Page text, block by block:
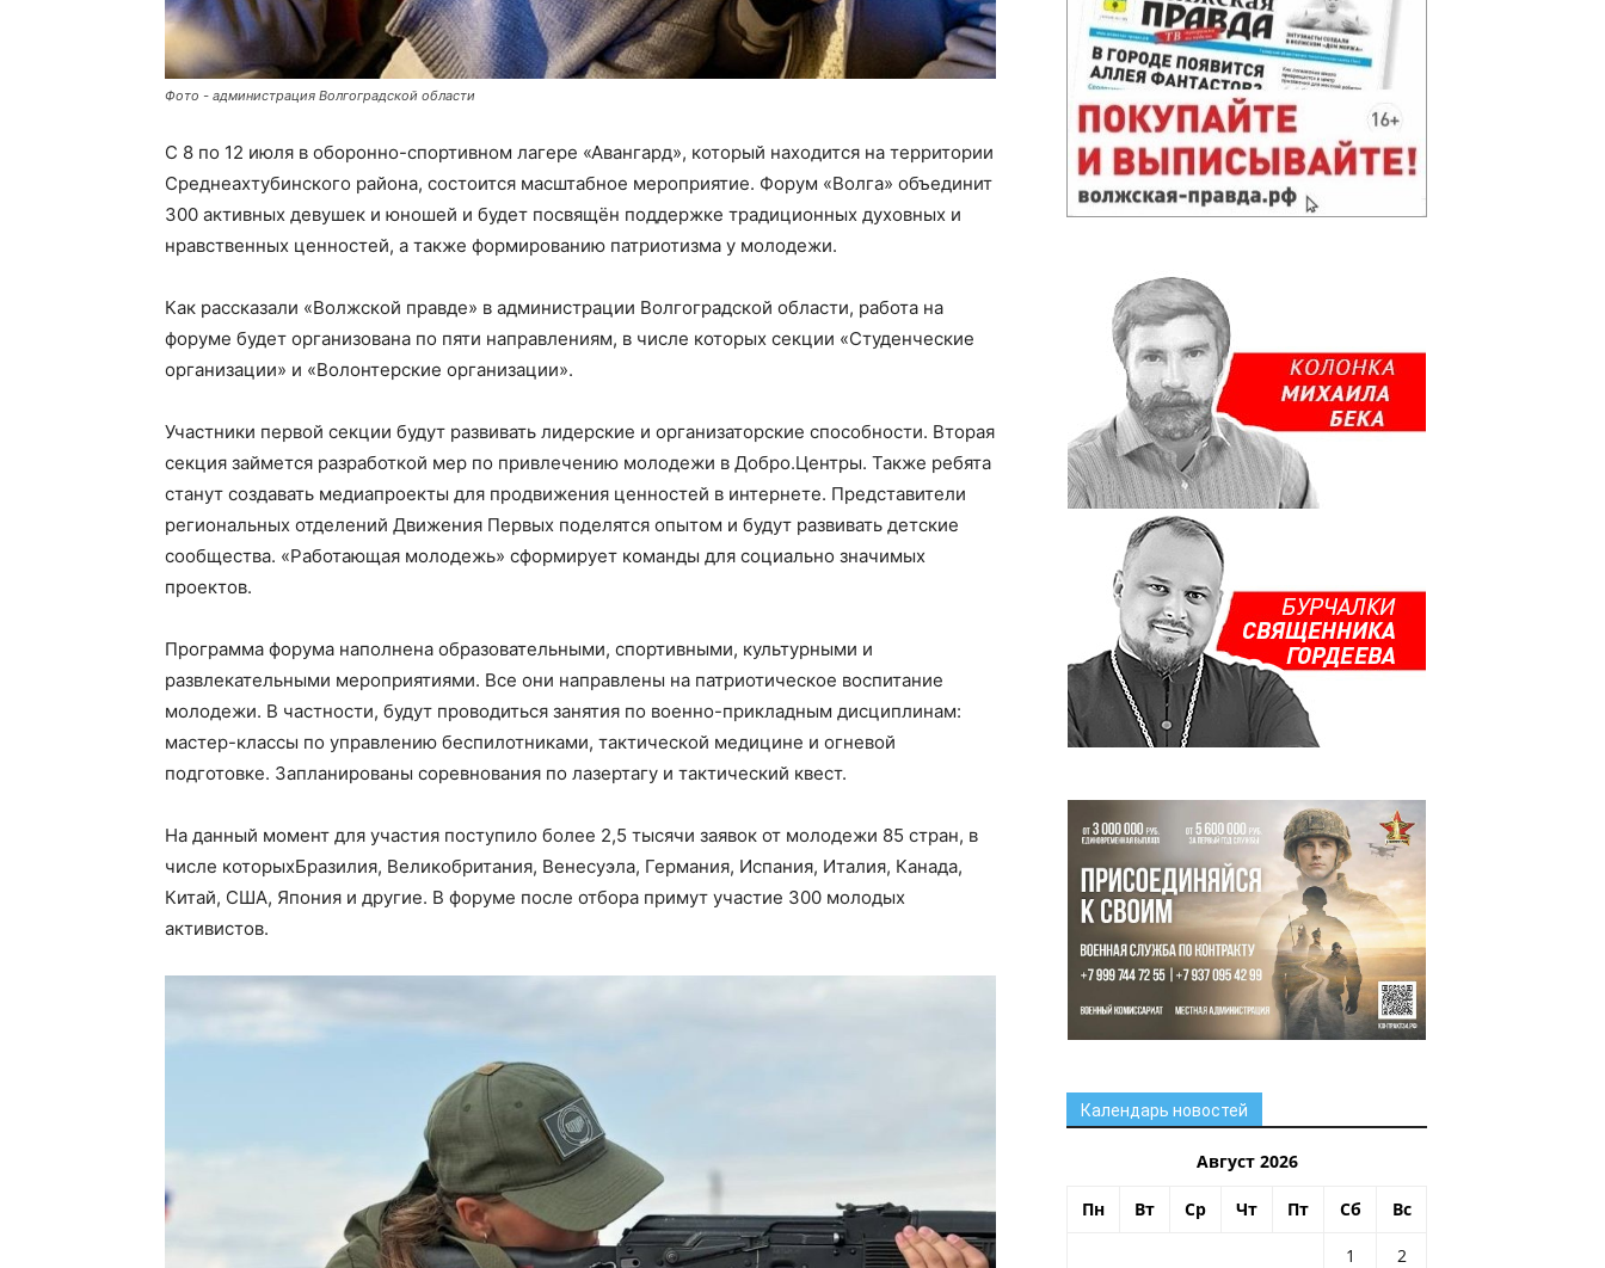
Фото - администрация Волгоградской области
С 8 по 12 июля в оборонно-спортивном лагере «Авангард», который находится на территории
Среднеахтубинского района, состоится масштабное мероприятие. Форум «Волга» объединит
300 активных девушек и юношей и будет посвящён поддержке традиционных духовных и
нравственных ценностей, а также формированию патриотизма у молодежи.
Как рассказали «Волжской правде» в администрации Волгоградской области, работа на
форуме будет организована по пяти направлениям, в числе которых секции «Студенческие
организации» и «Волонтерские организации».
Участники первой секции будут развивать лидерские и организаторские способности. Вторая
секция займется разработкой мер по привлечению молодежи в Добро.Центры. Также ребята
станут создавать медиапроекты для продвижения ценностей в интернете. Представители
региональных отделений Движения Первых поделятся опытом и будут развивать детские
сообщества. «Работающая молодежь» сформирует команды для социально значимых
проектов.
Программа форума наполнена образовательными, спортивными, культурными и
развлекательными мероприятиями. Все они направлены на патриотическое воспитание
молодежи. В частности, будут проводиться занятия по военно-прикладным дисциплинам:
мастер-классы по управлению беспилотниками, тактической медицине и огневой
подготовке. Запланированы соревнования по лазертагу и тактический квест.
На данный момент для участия поступило более 2,5 тысячи заявок от молодежи 85 стран, в
числе которыхБразилия, Великобритания, Венесуэла, Германия, Испания, Италия, Канада,
Китай, США, Япония и другие. В форуме после отбора примут участие 300 молодых
активистов.
Календарь новостей
Август 2026
Пн Вт Ср Чт Пт Сб Вс
1
2